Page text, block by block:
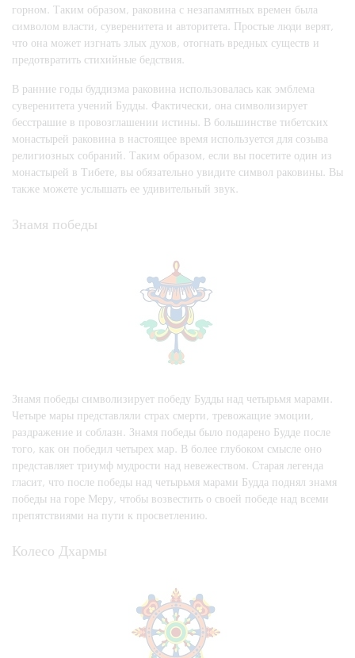
горном. Таким образом, раковина с незапамятных времен была
символом власти, суверенитета и авторитета. Простые люди верят,
что она может изгнать злых духов, отогнать вредных существ и
предотвратить стихийные бедствия.
В ранние годы буддизма раковина использовалась как эмблема
суверенитета учений Будды. Фактически, она символизирует
бесстрашие в провозглашении истины. В большинстве тибетских
монастырей раковина в настоящее время используется для созыва
религиозных собраний. Таким образом, если вы посетите один из
монастырей в Тибете, вы обязательно увидите символ раковины. Вы
также можете услышать ее удивительный звук.
Знамя победы
Знамя победы символизирует победу Будды над четырьмя марами.
Четыре мары представляли страх смерти, тревожащие эмоции,
раздражение и соблазн. Знамя победы было подарено Будде после
того, как он победил четырех мар. В более глубоком смысле оно
представляет триумф мудрости над невежеством. Старая легенда
гласит, что после победы над четырьмя марами Будда поднял знамя
победы на горе Меру, чтобы возвестить о своей победе над всеми
препятствиями на пути к просветлению.
Колесо Дхармы